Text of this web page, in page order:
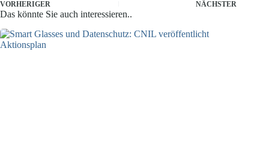
VORHERIGER NÄCHSTER
Das könnte Sie auch interessieren..